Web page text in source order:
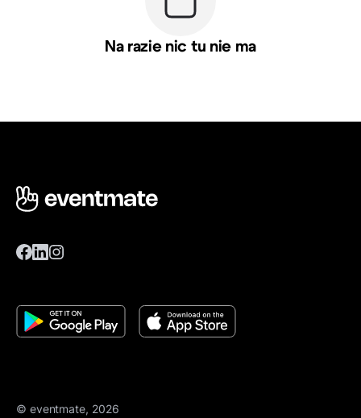
Na razie nic tu nie ma
© eventmate, 2026